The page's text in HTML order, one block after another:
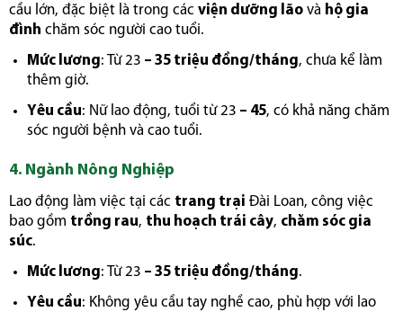
cầu lớn, đặc biệt là trong các viện dưỡng lão và hộ gia
đình chăm sóc người cao tuổi.
Mức lương: Từ 23 – 35 triệu đồng/tháng, chưa kể làm
thêm giờ.
Yêu cầu: Nữ lao động, tuổi từ 23 – 45, có khả năng chăm
sóc người bệnh và cao tuổi.
4. Ngành Nông Nghiệp
Lao động làm việc tại các trang trại Đài Loan, công việc
bao gồm trồng rau, thu hoạch trái cây, chăm sóc gia
súc.
Mức lương: Từ 23 – 35 triệu đồng/tháng.
Yêu cầu: Không yêu cầu tay nghề cao, phù hợp với lao